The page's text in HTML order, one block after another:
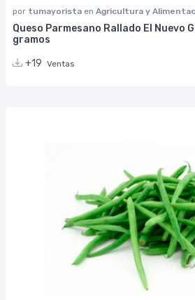
por tumayorista en Agricultura y
Queso Parmesano Rallado El Nuevo
gramos
+19 Ventas